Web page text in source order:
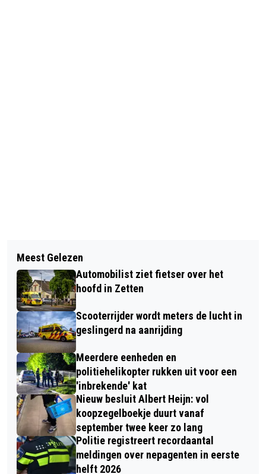
HEFFING VOOR EIGENAREN
LANGDURIG LEEGSTAANDE
WOONRUIMTEN
BEVEILIGINGSTECHNIEK IJZENDOORN
IS HET VERTROUWDE ADRES VOOR
EEN GOEDE BEVEILIGING
Meest Gelezen
Automobilist ziet fietser over het
hoofd in Zetten
Scooterrijder wordt meters de lucht in
geslingerd na aanrijding
Meerdere eenheden en
politiehelikopter rukken uit voor een
'inbrekende' kat
Nieuw besluit Albert Heijn: vol
koopzegelboekje duurt vanaf
september twee keer zo lang
Politie registreert recordaantal
meldingen over nepagenten in eerste
helft 2026